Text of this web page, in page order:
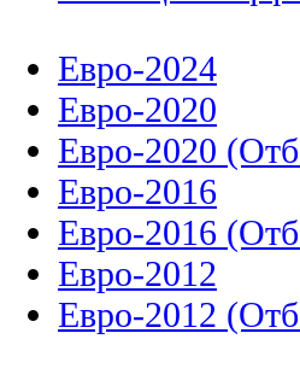
Евро-2024
Евро-2020
Евро-2020
Евро-2016
Евро-2016
Евро-2012
Евро-2012